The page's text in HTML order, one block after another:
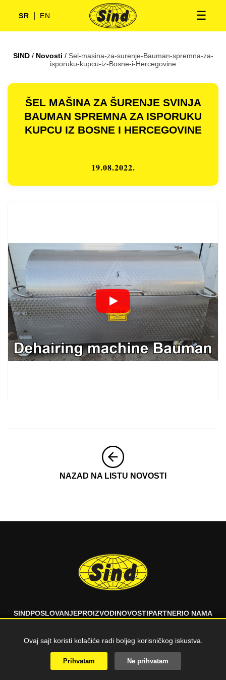
☰
SR EN
SIND/ Novosti / Sel-masina-za-surenje-Bauman-spremna-za-
isporuku-kupcu-iz-Bosne-i-Hercegovine
ŠEL MAŠINA ZA ŠURENJE SVINJA
BAUMAN SPREMNA ZA ISPORUKU
KUPCU IZ BOSNE I HERCEGOVINE
19.08.2022.
NAZAD NA LISTU NOVOSTI
SINDPOSLOVANJEPROIZVODINOVOSTIPARTNERIO NAMA
FAQKONTAKT
© 2026 SIND d.o.o. Sva prava zadržana.
Ovaj sajt koristi kolačiće radi boljeg korisničkog iskustva.
Prihvatam Ne prihvatam